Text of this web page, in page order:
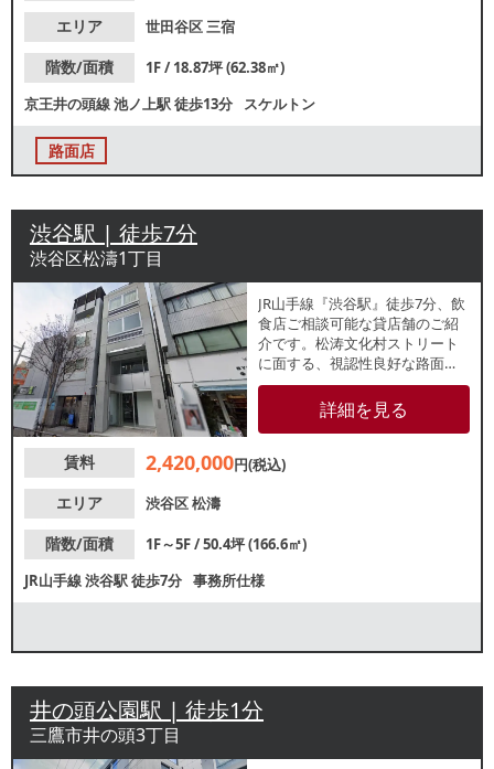
エリア
世田谷区三宿
階数/面積
1F / 18.87坪 (62.38㎡)
京王井の頭線池ノ上駅徒歩13分 スケルトン
路面店
渋谷駅 | 徒歩7分
渋谷区松濤1丁目
JR山手線『渋谷駅』徒歩7分、飲
食店ご相談可能な貸店舗のご紹
介です。松涛文化村ストリート
に面する、視認性良好な路面
店。人通りの多い通り沿いに位
置しているため、安定した集客
が期待できます。諸条件等、お
詳細を見る
賃料 2,420,000円(税込)
エリア
渋谷区松濤
階数/面積
1F～5F / 50.4坪 (166.6㎡)
JR山手線渋谷駅徒歩7分 事務所仕様
井の頭公園駅 | 徒歩1分
三鷹市井の頭3丁目